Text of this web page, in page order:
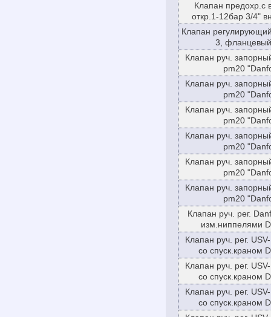
Клапан предохр.с
откр.1-12бар 3/4"
Клапан
3,
Клапан руч.
pm20
Клапан руч.
pm20
Клапан руч.
pm20
Клапан руч.
pm20
Клапан руч.
pm20
Клапан руч.
pm20
Клапан руч. рег.
изм.ниппелями
Клапан руч. рег.
со спуск.краном
Клапан руч. рег.
со спуск.краном
Клапан руч. рег.
со спуск.краном